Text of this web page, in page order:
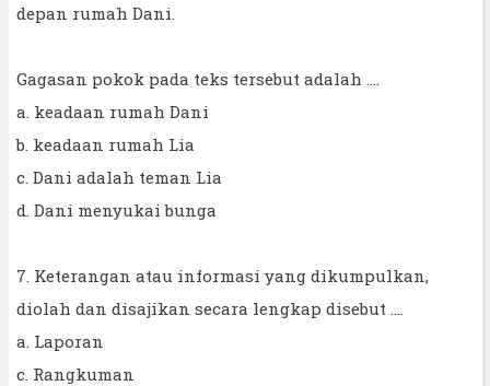
depan rumah Dani.
Gagasan pokok pada teks tersebut adalah ....
a. keadaan rumah Dani
b. keadaan rumah Lia
c. Dani adalah teman Lia
d. Dani menyukai bunga
7. Keterangan atau informasi yang dikumpulkan,
diolah dan disajikan secara lengkap disebut ....
a. Laporan
c. Rangkuman